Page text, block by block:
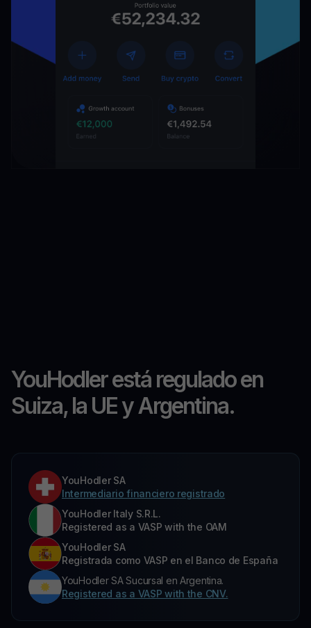
YouHodler está regulado en
Suiza, la UE y Argentina.
YouHodler SA
Intermediario financiero registrado
YouHodler Italy S.R.L.
Registered as a VASP with the OAM
YouHodler SA
Registrada como VASP en el Banco de España
YouHodler SA Sucursal en Argentina.
Registered as a VASP with the CNV.